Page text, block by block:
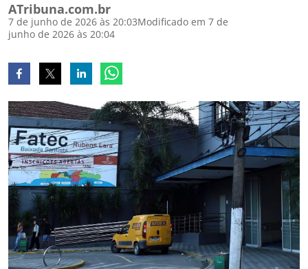
ATribuna.com.br
7 de junho de 2026 às 20:03Modificado em 7 de
junho de 2026 às 20:04